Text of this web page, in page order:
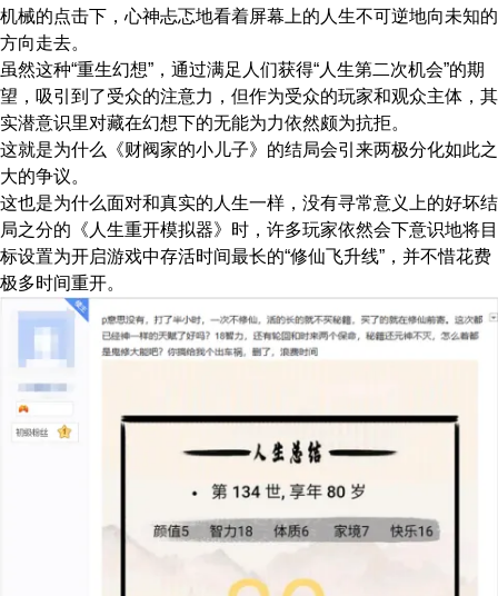
机械的点击下，心神忐忑地看着屏幕上的人生不可逆地向未知的
方向走去。
虽然这种“重生幻想”，通过满足人们获得“人生第二次机会”的期
望，吸引到了受众的注意力，但作为受众的玩家和观众主体，其
实潜意识里对藏在幻想下的无能为力依然颇为抗拒。
这就是为什么《财阀家的小儿子》的结局会引来两极分化如此之
大的争议。
这也是为什么面对和真实的人生一样，没有寻常意义上的好坏结
局之分的《人生重开模拟器》时，许多玩家依然会下意识地将目
标设置为开启游戏中存活时间最长的“修仙飞升线”，并不惜花费
极多时间重开。